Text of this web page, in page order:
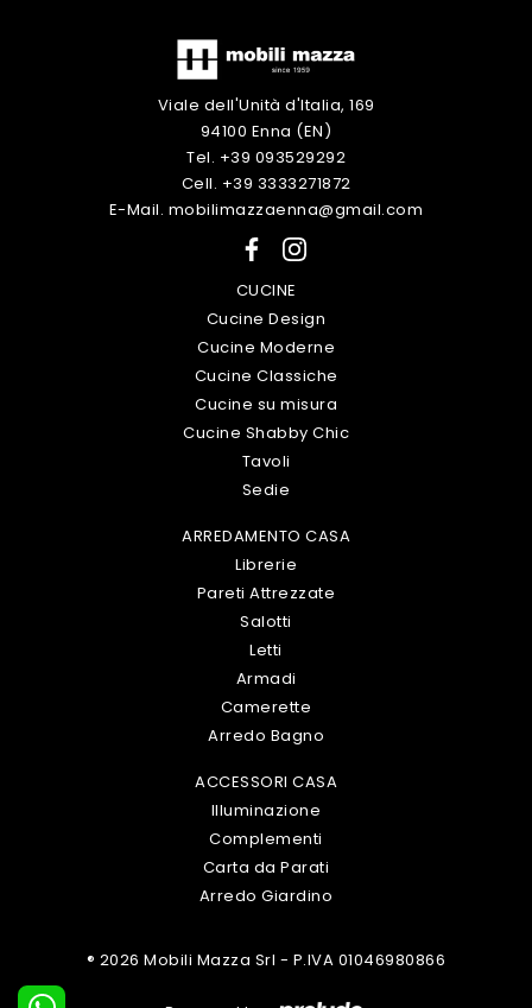
Viale dell'Unità d'Italia, 169
94100 Enna (EN)
Tel. +39 093529292
Cell. +39 3333271872
E-Mail. mobilimazzaenna@gmail.com
CUCINE
Cucine Design
Cucine Moderne
Cucine Classiche
Cucine su misura
Cucine Shabby Chic
Tavoli
Sedie
ARREDAMENTO CASA
Librerie
Pareti Attrezzate
Salotti
Letti
Armadi
Camerette
Arredo Bagno
ACCESSORI CASA
Illuminazione
Complementi
Carta da Parati
Arredo Giardino
® 2026 Mobili Mazza Srl - P.IVA 01046980866